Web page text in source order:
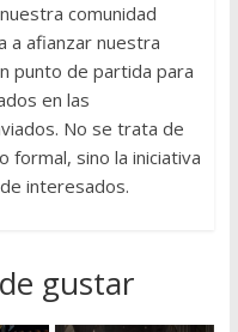
comunidad
a afianzar nuestra
punto de partida para
en las
No se trata de
formal, sino la iniciativa
interesados.
gustar